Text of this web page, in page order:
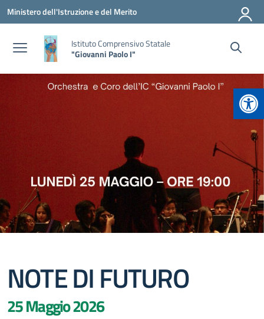
Vai ai contenuti
Vai al menu di navigazione
Vai al footer
Ministero dell'Istruzione e del Merito
Istituto Comprensivo Statale
"Giovanni Paolo I"
NOTE DI FUTURO
25 Maggio 2026